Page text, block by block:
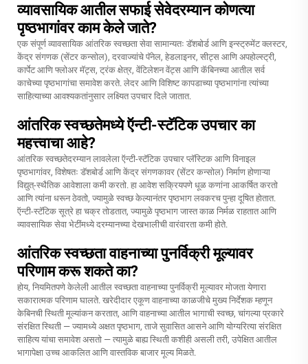
व्यावसायिक आतील सफाई सेवेदरम्यान कोणत्या
पृष्ठभागांवर काम केले जाते?
एक संपूर्ण व्यावसायिक आंतरिक स्वच्छता सेवा सामान्यतः डॅशबोर्ड आणि इन्स्ट्रुमेंट क्लस्टर,
केंद्र संगणक (सेंटर कन्सोल), दरवाज्यांचे पॅनेल, हेडलाइनर, सीट्स आणि अपहोल्स्ट्री,
कार्पेट आणि फ्लोअर मॅट्स, ट्रंक क्षेत्र, वेंटिलेशन वेंट्स आणि कॅबिनच्या आतील सर्व
काचेच्या पृष्ठभागांचा समावेश करते. लेदर आणि विशिष्ट कापडाच्या पृष्ठभागांना त्यांच्या
साहित्याच्या आवश्यकतांनुसार लक्ष्यित उपचार दिले जातात.
आंतरिक स्वच्छतेमध्ये ऍन्टी-स्टॅटिक उपचार का
महत्त्वाचा आहे?
आंतरिक स्वच्छतेदरम्यान लावलेला ऍन्टी-स्टॅटिक उपचार प्लॅस्टिक आणि विनाइल
पृष्ठभागांवर, विशेषतः डॅशबोर्ड आणि केंद्र संगणकावर (सेंटर कन्सोल) निर्माण होणाऱ्या
विद्युत्-स्थैतिक आवेशाला कमी करतो. हा आवेश सक्रियपणे धूळ कणांना आकर्षित करतो
आणि त्यांना धरून ठेवतो, ज्यामुळे स्वच्छ केल्यानंतर पृष्ठभाग लवकरच पुन्हा दूषित होतात.
ऍन्टी-स्टॅटिक सूत्रे हा चक्र तोडतात, ज्यामुळे पृष्ठभाग जास्त काळ निर्मळ राहतात आणि
व्यावसायिक सेवा भेटींमध्ये दरम्यानच्या देखभालीची वारंवारता कमी होते.
आंतरिक स्वच्छता वाहनाच्या पुनर्विक्री मूल्यावर
परिणाम करू शकते का?
होय, नियमितपणे केलेली आतील स्वच्छता वाहनाच्या पुनर्विक्री मूल्यावर मोजता येणारा
सकारात्मक परिणाम घालते. खरेदीदार एकूण वाहनाच्या काळजीचे मुख्य निर्देशक म्हणून
केबिनची स्थिती मूल्यांकन करतात, आणि वाहनाच्या आतील भागाची स्वच्छ, चांगल्या प्रकारे
संरक्षित स्थिती — ज्यामध्ये अक्षत पृष्ठभाग, ताजे सुवासित आसने आणि योग्यरित्या संरक्षित
साहित्य यांचा समावेश असतो — त्यामुळे बाह्य स्थिती कशीही असली तरी, उपेक्षित आतील
भागापेक्षा उच्च आकलित आणि वास्तविक बाजार मूल्य मिळते.